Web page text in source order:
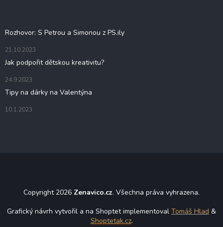
Rozhovor: S Petrou a Simonou z PS.ily
21.10.2023
Jak podpořit dětskou kreativitu?
24.9.2023
Tipy na dárky na Valentýna
10.1.2023
Copyright 2026 Zenavico.cz. Všechna práva vyhrazena.
Grafický návrh vytvořil a na Shoptet implementoval Tomáš Hlad &
Shoptetak.cz.